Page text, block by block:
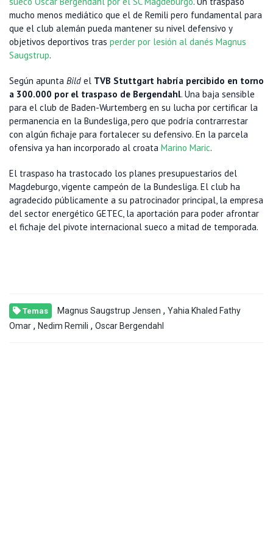
mucho menos mediático que el de Remili pero fundamental para
que el club alemán pueda mantener su nivel defensivo y
objetivos deportivos tras perder por lesión al danés Magnus
Saugstrup.
Según apunta Bild el TVB Stuttgart habría percibido en torno
a 300.000 por el traspaso de Bergendahl. Una baja sensible
para el club de Baden-Wurtemberg en su lucha por certificar la
permanencia en la Bundesliga, pero que podría contrarrestar
con algún fichaje para fortalecer su defensivo. En la parcela
ofensiva ya han incorporado al croata Marino Maric.
El traspaso ha trastocado los planes presupuestarios del
Magdeburgo, vigente campeón de la Bundesliga. El club ha
agradecido públicamente a su patrocinador principal, la empresa
del sector energético GETEC, la aportación para poder afrontar
el fichaje del pivote internacional sueco a mitad de temporada.
Temas Magnus Saugstrup Jensen , Yahia Khaled Fathy
Omar , Nedim Remili , Oscar Bergendahl